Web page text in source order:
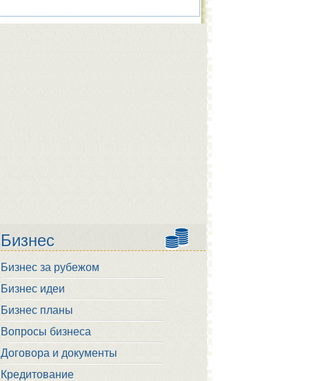
Бизнес
Бизнес за рубежом
Бизнес идеи
Бизнес планы
Вопросы бизнеса
Договора и документы
Кредитование